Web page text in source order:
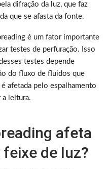
difração da luz, que faz
que se afasta da fonte.
é um fator importante
testes de perfuração. Isso
testes depende
do fluxo de fluidos que
afetada pelo espalhamento
a leitura.
afeta
de luz?